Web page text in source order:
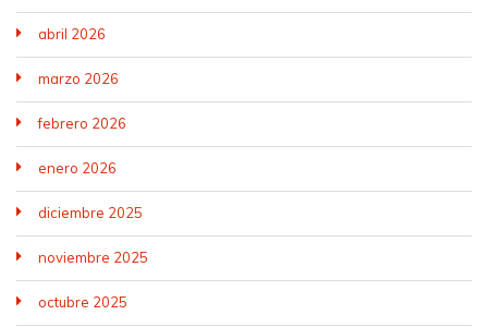
abril 2026
marzo 2026
febrero 2026
enero 2026
diciembre 2025
noviembre 2025
octubre 2025